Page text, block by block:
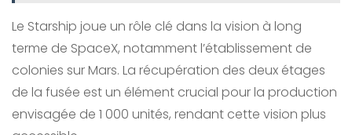
Le Starship joue un rôle clé dans la vision à long
terme de SpaceX, notamment l’établissement de
colonies sur Mars. La récupération des deux étages
de la fusée est un élément crucial pour la production
envisagée de 1 000 unités, rendant cette vision plus